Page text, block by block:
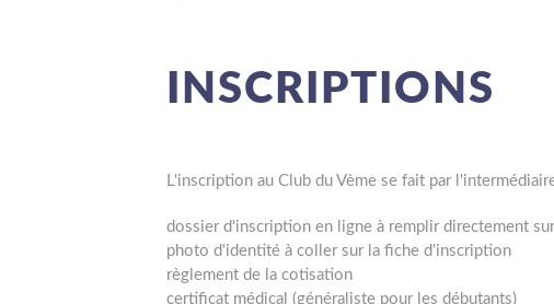
INSCRIPTIONS
L'inscription au Club du Vème se fait par
dossier d'inscription en ligne à remplir directement
photo d'identité à coller sur la fiche d'inscription
règlement de la cotisation
certificat médical (généraliste pour les débutants)